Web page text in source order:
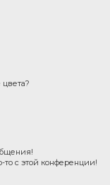
то с этой конференции!